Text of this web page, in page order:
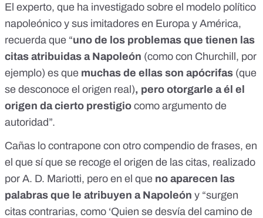
El experto, que ha investigado sobre el modelo político
napoleónico y sus imitadores en Europa y América,
recuerda que “uno de los problemas que tienen las
citas atribuidas a Napoleón (como con Churchill, por
ejemplo) es que muchas de ellas son apócrifas (que
se desconoce el origen real), pero otorgarle a él el
origen da cierto prestigio como argumento de
autoridad”.
Cañas lo contrapone con otro compendio de frases, en
el que sí que se recoge el origen de las citas, realizado
por A. D. Mariotti, pero en el que no aparecen las
palabras que le atribuyen a Napoleón y “surgen
citas contrarias, como ‘Quien se desvía del camino de